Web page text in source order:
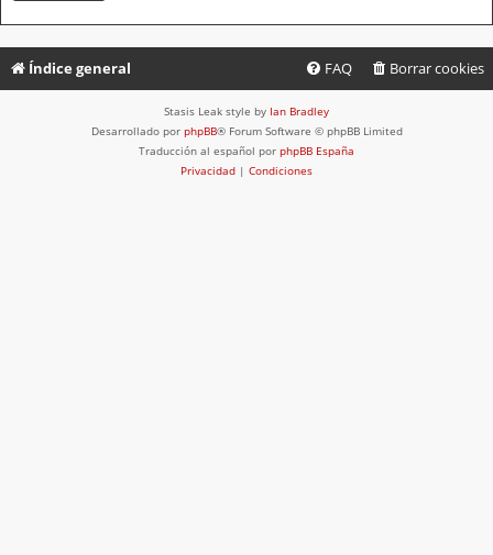
Índice general Borrar cookies
FAQ
Stasis Leak style by Ian Bradley
Desarrollado por phpBB® Forum Software © phpBB Limited
Traducción al español por phpBB España
Privacidad | Condiciones